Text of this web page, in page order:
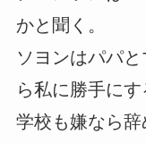
かと聞く。
ソヨンはパパ
ら私に勝手にす
学校も嫌なら辞